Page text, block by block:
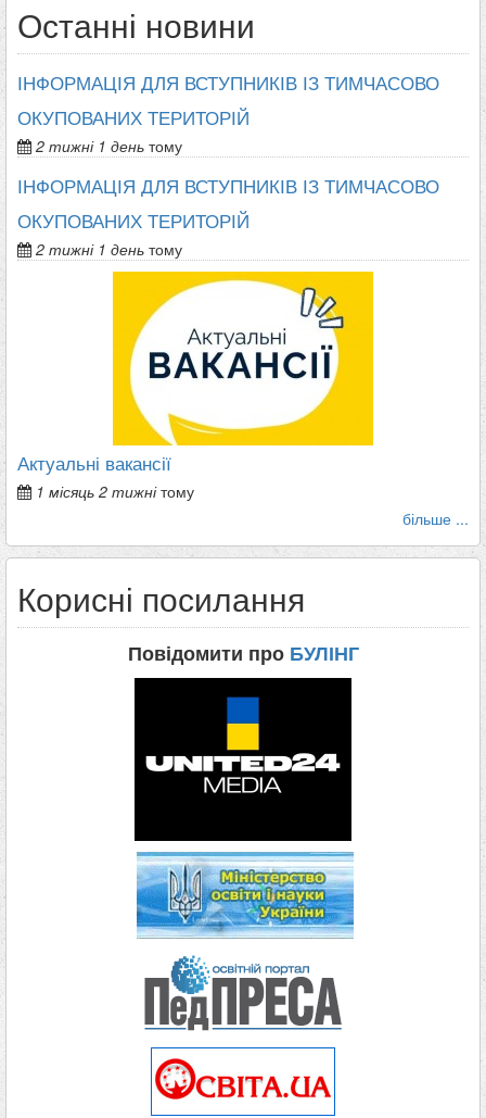
Останні новини
ІНФОРМАЦІЯ ДЛЯ ВСТУПНИКІВ ІЗ ТИМЧАСОВО
ОКУПОВАНИХ ТЕРИТОРІЙ
2 тижні 1 день тому
ІНФОРМАЦІЯ ДЛЯ ВСТУПНИКІВ ІЗ ТИМЧАСОВО
ОКУПОВАНИХ ТЕРИТОРІЙ
2 тижні 1 день тому
Актуальні вакансії
1 місяць 2 тижнітому
більше ...
Корисні посилання
Повідомити про БУЛІНГ